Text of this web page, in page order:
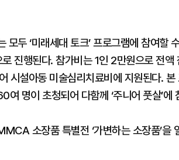
모두 ‘미래세대 토크’ 프로그램에 참여할
진행된다. 참가비는 1인 2만원으로 전액
시설아동 미술심리치료비에 지원된다. 본
명이 초청되어 다함께 ‘주니어 풋살’에
소장품 특별전 ‘가변하는 소장품’을